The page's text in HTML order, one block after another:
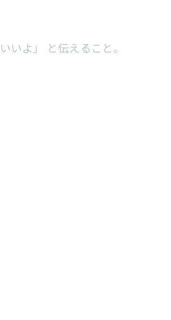
いよ」 と伝えること。